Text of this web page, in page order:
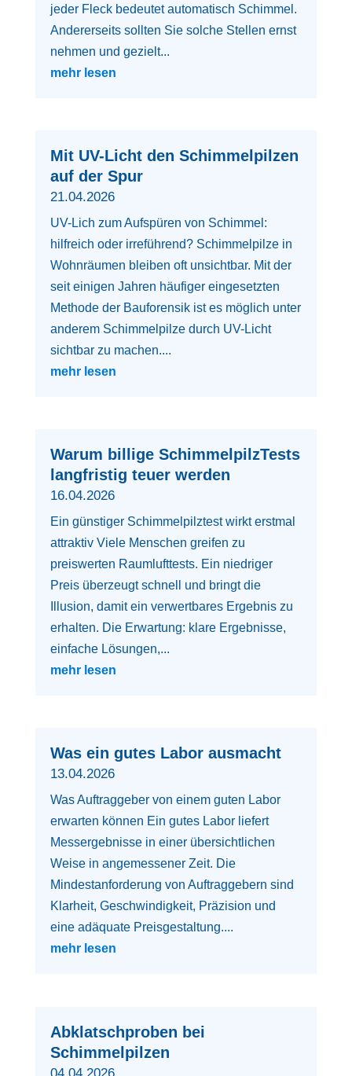
jeder Fleck bedeutet automatisch Schimmel.
Andererseits sollten Sie solche Stellen ernst
nehmen und gezielt...
mehr lesen
Mit UV-Licht den Schimmelpilzen
auf der Spur
21.04.2026
UV-Lich zum Aufspüren von Schimmel:
hilfreich oder irreführend? Schimmelpilze in
Wohnräumen bleiben oft unsichtbar. Mit der
seit einigen Jahren häufiger eingesetzten
Methode der Bauforensik ist es möglich unter
anderem Schimmelpilze durch UV-Licht
sichtbar zu machen....
mehr lesen
Warum billige SchimmelpilzTests
langfristig teuer werden
16.04.2026
Ein günstiger Schimmelpilztest wirkt erstmal
attraktiv Viele Menschen greifen zu
preiswerten Raumlufttests. Ein niedriger
Preis überzeugt schnell und bringt die
Illusion, damit ein verwertbares Ergebnis zu
erhalten. Die Erwartung: klare Ergebnisse,
einfache Lösungen,...
mehr lesen
Was ein gutes Labor ausmacht
13.04.2026
Was Auftraggeber von einem guten Labor
erwarten können Ein gutes Labor liefert
Messergebnisse in einer übersichtlichen
Weise in angemessener Zeit. Die
Mindestanforderung von Auftraggebern sind
Klarheit, Geschwindigkeit, Präzision und
eine adäquate Preisgestaltung....
mehr lesen
Abklatschproben bei
Schimmelpilzen
04.04.2026